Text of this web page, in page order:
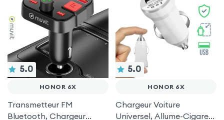
5.0
HONOR 6X
Transmetteur FM
Bluetooth, Chargeur
5.0
HONOR 6X
Chargeur Voiture
Universel, Allume-Cigare